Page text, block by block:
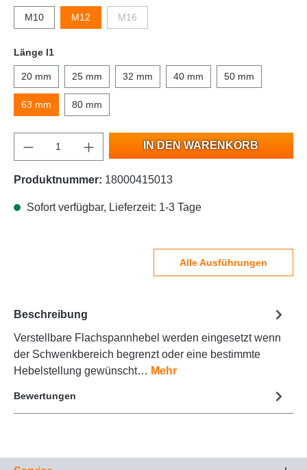
M10 M12 M16
Länge l1
20 mm 25 mm 32 mm 40 mm 50 mm
63 mm 80 mm
IN DEN WARENKORB
Produktnummer: 18000415013
Sofort verfügbar, Lieferzeit: 1-3 Tage
Alle Ausführungen
Beschreibung
Verstellbare Flachspannhebel werden eingesetzt wenn
der Schwenkbereich begrenzt oder eine bestimmte
Hebelstellung gewünscht… Mehr
Bewertungen